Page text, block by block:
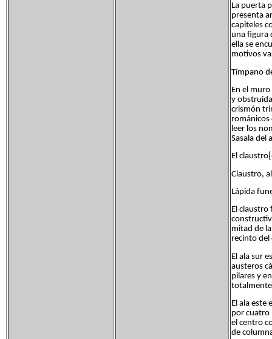
La puerta
presenta
capiteles
una figura
ella se
motivos
Tímpano
En el
y
crismón
románicos
leer los
Sasala del
El
Claustro,
Lápida
El claustro
mitad de
recinto del
El ala sur
austeros
pilares y
El ala
por cuatro
el centro
de